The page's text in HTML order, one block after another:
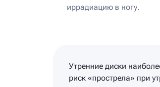
иррадиацию в ногу.
Утренние диски
риск «прострела» при